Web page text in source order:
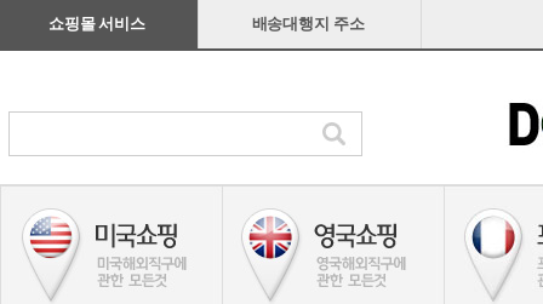
쇼핑몰 서비스 배송대행지 주소